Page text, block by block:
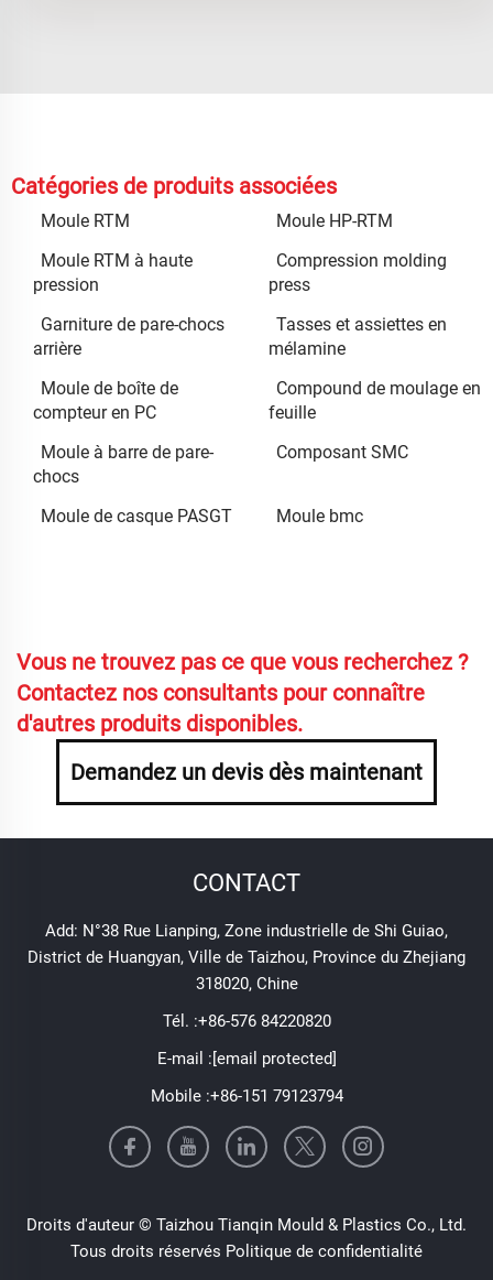
Catégories de produits associées
Moule RTM
Moule HP-RTM
Moule RTM à haute
pression
Compression molding
press
Garniture de pare-chocs
arrière
Tasses et assiettes en
mélamine
Moule de boîte de
compteur en PC
Compound de moulage en
feuille
Moule à barre de pare-
chocs
Composant SMC
Moule de casque PASGT Moule bmc
Vous ne trouvez pas ce que vous recherchez ?
Contactez nos consultants pour connaître
d'autres produits disponibles.
Demandez un devis dès maintenant
CONTACT
Add: N°38 Rue Lianping, Zone industrielle de Shi Guiao,
District de Huangyan, Ville de Taizhou, Province du Zhejiang
318020, Chine
Tél. :+86-576 84220820
E-mail :[email protected]
Mobile :+86-151 79123794
Droits d'auteur © Taizhou Tianqin Mould & Plastics Co., Ltd.
Tous droits réservés Politique de confidentialité